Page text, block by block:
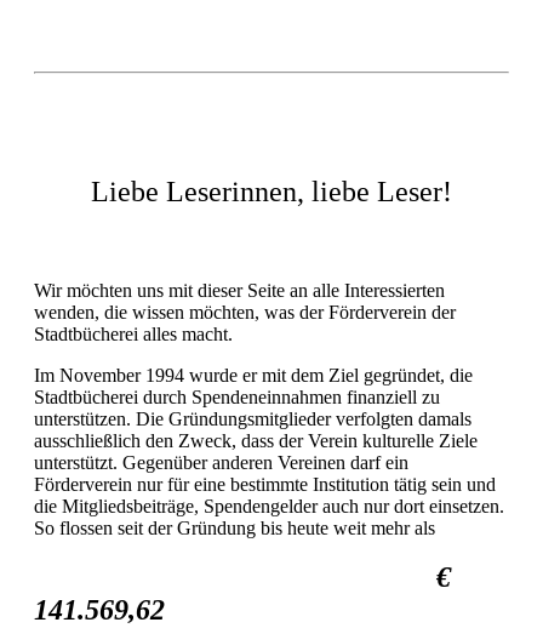
Liebe Leserinnen, liebe Leser!
Wir möchten uns mit dieser Seite an alle Interessierten
wenden, die wissen möchten, was der Förderverein der
Stadtbücherei alles macht.
Im November 1994 wurde er mit dem Ziel gegründet, die
Stadtbücherei durch Spendeneinnahmen finanziell zu
unterstützen. Die Gründungsmitglieder verfolgten damals
ausschließlich den Zweck, dass der Verein kulturelle Ziele
unterstützt. Gegenüber anderen Vereinen darf ein
Förderverein nur für eine bestimmte Institution tätig sein und
die Mitgliedsbeiträge, Spendengelder auch nur dort einsetzen.
So flossen seit der Gründung bis heute weit mehr als
€
141.569,62